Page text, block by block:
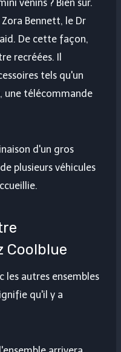
venins ? Bien sûr.
Bennett, le Dr
De cette façon,
recréées. Il
tels qu'un
une télécommande
d'un gros
plusieurs véhicules
Coolblue
les autres ensembles
qu'il y a